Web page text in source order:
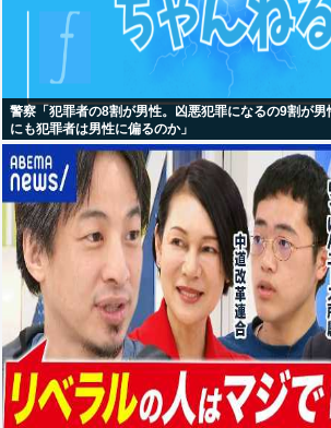
警察「犯罪者の8割が男性。凶悪犯罪になるの9割が
にも犯罪者は男性に偏るのか」